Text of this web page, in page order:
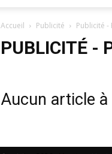
Accueil Publicité Publicité -
PUBLICITÉ -
Aucun article